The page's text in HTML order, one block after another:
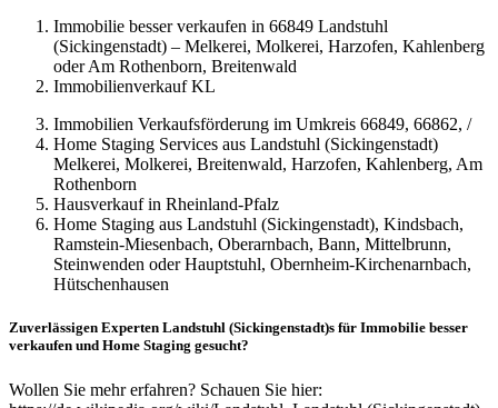
Immobilie besser verkaufen in 66849 Landstuhl
(Sickingenstadt) – Melkerei, Molkerei, Harzofen, Kahlenberg
oder Am Rothenborn, Breitenwald
Immobilienverkauf KL
Immobilien Verkaufsförderung im Umkreis 66849, 66862, /
Home Staging Services aus Landstuhl (Sickingenstadt)
Melkerei, Molkerei, Breitenwald, Harzofen, Kahlenberg, Am
Rothenborn
Hausverkauf in Rheinland-Pfalz
Home Staging aus Landstuhl (Sickingenstadt), Kindsbach,
Ramstein-Miesenbach, Oberarnbach, Bann, Mittelbrunn,
Steinwenden oder Hauptstuhl, Obernheim-Kirchenarnbach,
Hütschenhausen
Zuverlässigen Experten Landstuhl (Sickingenstadt)s für Immobilie besser
verkaufen und Home Staging gesucht?
Wollen Sie mehr erfahren? Schauen Sie hier: